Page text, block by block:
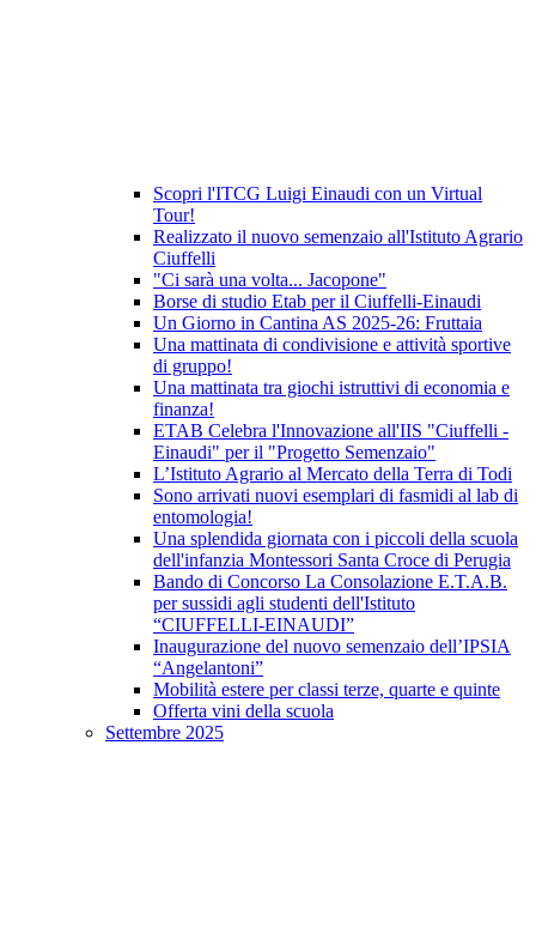
Scopri l'ITCG Luigi Einaudi con un Virtual
Tour!
Realizzato il nuovo semenzaio all'Istituto Agrario
Ciuffelli
"Ci sarà una volta... Jacopone"
Borse di studio Etab per il Ciuffelli-Einaudi
Un Giorno in Cantina AS 2025-26: Fruttaia
Una mattinata di condivisione e attività sportive
di gruppo!
Una mattinata tra giochi istruttivi di economia e
finanza!
ETAB Celebra l'Innovazione all'IIS "Ciuffelli -
Einaudi" per il "Progetto Semenzaio"
L’Istituto Agrario al Mercato della Terra di Todi
Sono arrivati nuovi esemplari di fasmidi al lab di
entomologia!
Una splendida giornata con i piccoli della scuola
dell'infanzia Montessori Santa Croce di Perugia
Bando di Concorso La Consolazione E.T.A.B.
per sussidi agli studenti dell'Istituto
“CIUFFELLI-EINAUDI”
Inaugurazione del nuovo semenzaio dell’IPSIA
“Angelantoni”
Mobilità estere per classi terze, quarte e quinte
Offerta vini della scuola
Settembre 2025